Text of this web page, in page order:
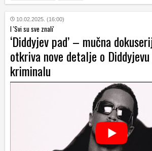
10.02.2025. (16:00)
I 'Svi su sve znali'
‘Diddyjev pad’ – mučna
otkriva nove detalje o
kriminalu